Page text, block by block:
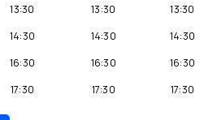
13:30
14:30
16:30
17:30
18:30
13:30
14:30
16:30
17:30
13:30
14:30
16:30
17:30